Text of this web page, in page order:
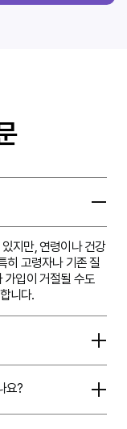
지만, 연령이나 건강
히 고령자나 기존 질
가입이 거절될 수도
니다.
요?